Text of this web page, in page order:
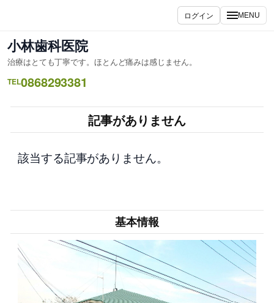
ス
キ
ッ
ログイン MENU
小林歯科医院
治療はとても丁寧です。ほとんど痛みは感じません。
TEL0868293381
記事がありません
該当する記事がありません。
基本情報